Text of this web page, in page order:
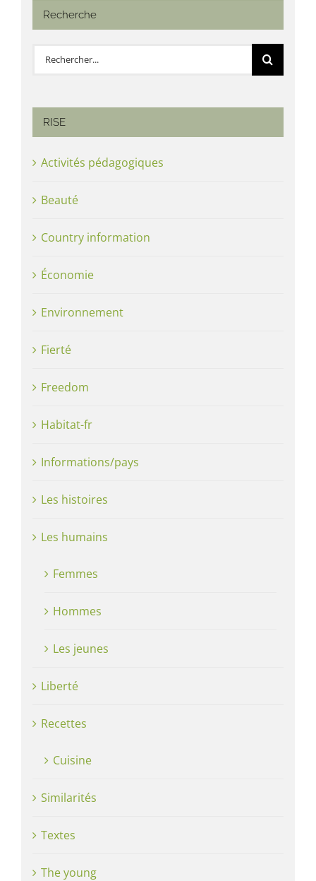
Recherche
Rechercher:
RISE
Activités pédagogiques
Beauté
Country information
Économie
Environnement
Fierté
Freedom
Habitat-fr
Informations/pays
Les histoires
Les humains
Femmes
Hommes
Les jeunes
Liberté
Recettes
Cuisine
Similarités
Textes
The young